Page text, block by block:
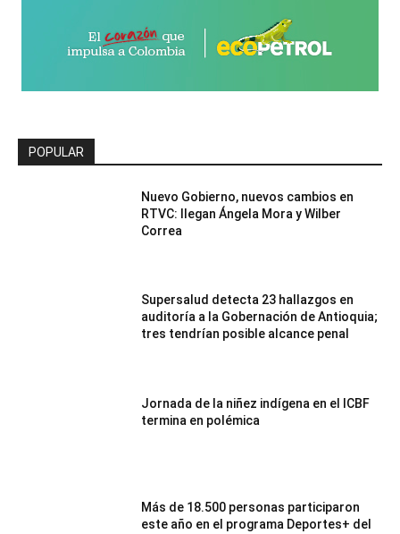
POPULAR
Nuevo Gobierno, nuevos cambios en
RTVC: llegan Ángela Mora y Wilber
Correa
Supersalud detecta 23 hallazgos en
auditoría a la Gobernación de Antioquia;
tres tendrían posible alcance penal
Jornada de la niñez indígena en el ICBF
termina en polémica
Más de 18.500 personas participaron
este año en el programa Deportes+ del